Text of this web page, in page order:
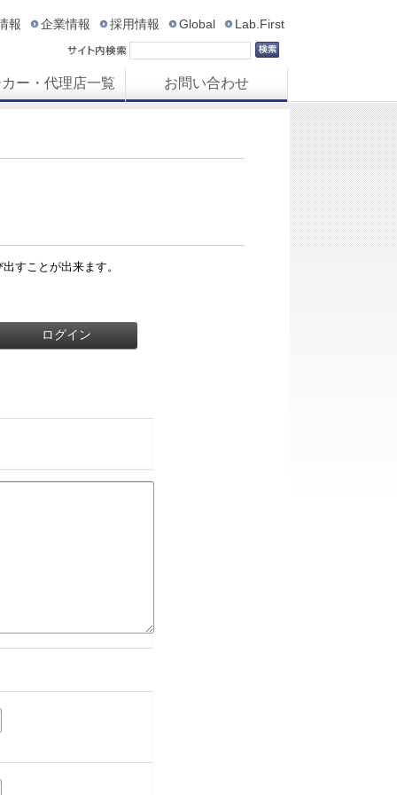
報 企業情報 採用情報 Global Lab.First
カー・代理店一覧 お問い合わせ
すことが出来ます。